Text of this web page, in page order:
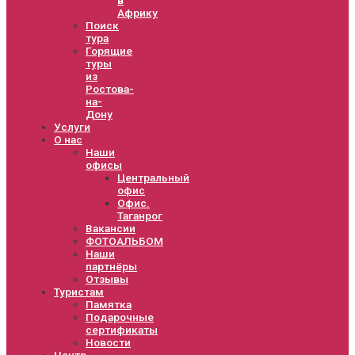
Африку
Поиск
тура
Горящие
туры
из
Ростова-
на-
Дону
Услуги
О нас
Наши
офисы
Центральный
офис
Офис.
Таганрог
Вакансии
ФОТОАЛЬБОМ
Наши
партнёры
Отзывы
Туристам
Памятка
Подарочные
сертификаты
Новости